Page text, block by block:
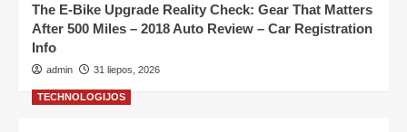
The E-Bike Upgrade Reality Check: Gear That Matters
After 500 Miles – 2018 Auto Review – Car Registration
Info
admin 31 liepos, 2026
TECHNOLOGIJOS